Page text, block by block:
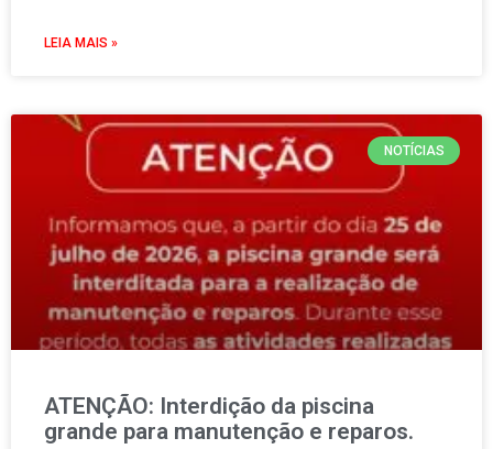
LEIA MAIS »
NOTÍCIAS
ATENÇÃO: Interdição da piscina
grande para manutenção e reparos.